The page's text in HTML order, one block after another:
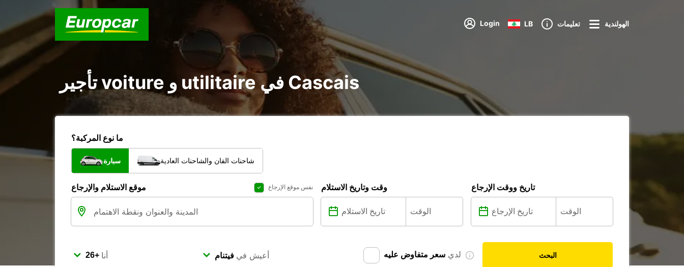
Login LB تعليمات الهولندية
تأجير voiture و utilitaire في Cascais
ما نوع المركبة؟
سيارة شاحنات الفان والشاحنات العادية
موقع الاستلام والإرجاع نفس موقع الإرجاع وقت وتاريخ الاستلام تاريخ ووقت الإرجاع
أنا أعيش في لدي سعر متفاوض عليه البحث